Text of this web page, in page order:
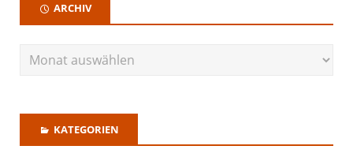
ARCHIV
KATEGORIEN